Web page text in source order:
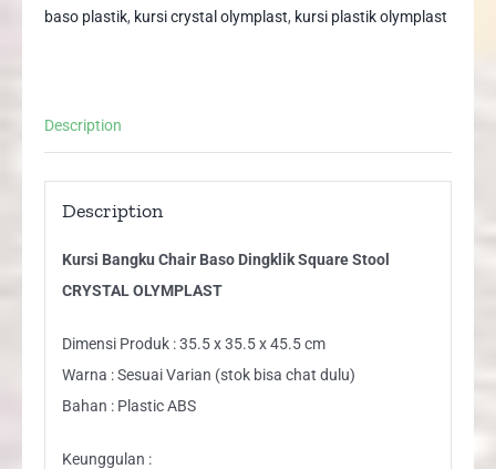
Square
quantity
baso plastik, kursi crystal olymplast, kursi plastik olymplast
Description
Description
Kursi Bangku Chair Baso Dingklik Square Stool
CRYSTAL OLYMPLAST
Dimensi Produk : 35.5 x 35.5 x 45.5 cm
Warna : Sesuai Varian (stok bisa chat dulu)
Bahan : Plastic ABS
Keunggulan :